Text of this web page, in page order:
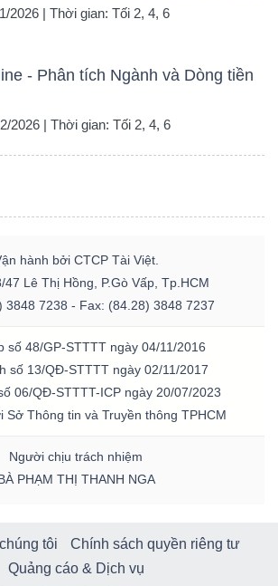
2026 | Thời gian: Tối 2, 4, 6
- Phân tích Ngành và Dòng tiền
2026 | Thời gian: Tối 2, 4, 6
hành bởi CTCP Tài Việt.
47 Lê Thị Hồng, P.Gò Vấp, Tp.HCM
3848 7238 - Fax: (84.28) 3848 7237
số 48/GP-STTTT ngày 04/11/2016
số 13/QĐ-STTTT ngày 02/11/2017
06/QĐ-STTTT-ICP ngày 20/07/2023
Thông tin và Truyền thông TPHCM
Người chịu trách nhiệm
PHẠM THỊ THANH NGA
tôi
Chính sách quyền riêng tư
Quảng cáo & Dịch vụ